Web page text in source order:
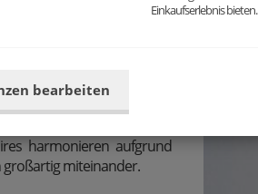
harmonieren aufgrund
großartig miteinander.
Einkaufserlebnis bieten.
bearbeiten